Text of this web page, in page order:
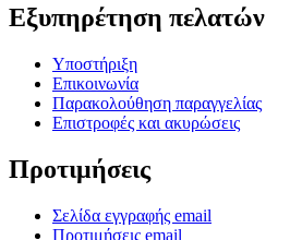
Εξυπηρέτηση πελατών
Υποστήριξη
Επικοινωνία
Παρακολούθηση παραγγελίας
Επιστροφές και ακυρώσεις
Προτιμήσεις
Σελίδα εγγραφής email
Προτιμήσεις email